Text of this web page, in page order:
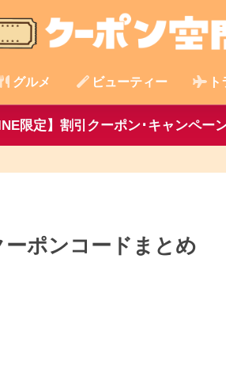
グルメ ビューティー
限定】割引クーポン･キャンペー
ーポンコードまとめ